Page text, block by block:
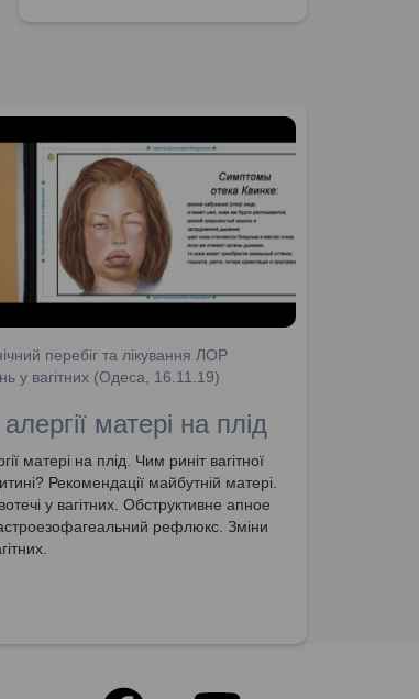
перебіг та лікування ЛОР
у вагітних (Одеса, 16.11.19)
матері на плід
матері на плід. Чим риніт вагітної
Рекомендації майбутній матері.
у вагітних. Обструктивне апное
рефлюкс. Зміни